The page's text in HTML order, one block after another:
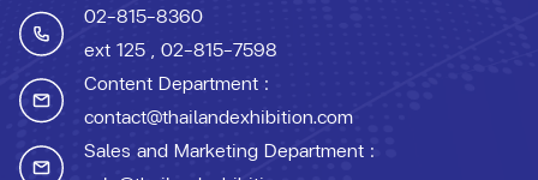
02-815-8360
ext 125 , 02-815-7598
Content Department :
contact@thailandexhibition.com
Sales and Marketing Department :